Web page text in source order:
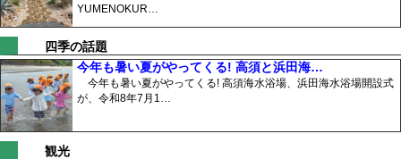
YUMENOKUR…
四季の話題
今年も暑い夏がやってくる! 高須と浜田海…
今年も暑い夏がやってくる! 高須海水浴場、浜田海水浴場開設式
が、令和8年7月1…
観光